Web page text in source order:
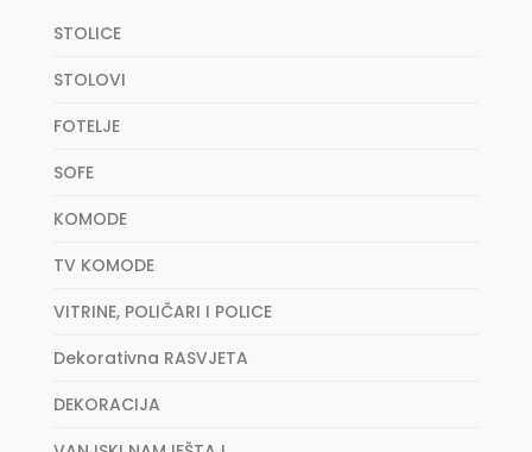
STOLICE
STOLOVI
FOTELJE
SOFE
KOMODE
TV KOMODE
VITRINE, POLIČARI I POLICE
Dekorativna RASVJETA
DEKORACIJA